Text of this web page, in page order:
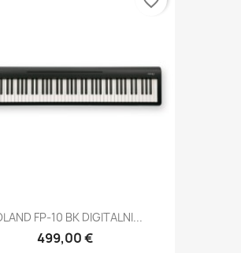
FP-10 BK DIGITALNI...
499,00 €